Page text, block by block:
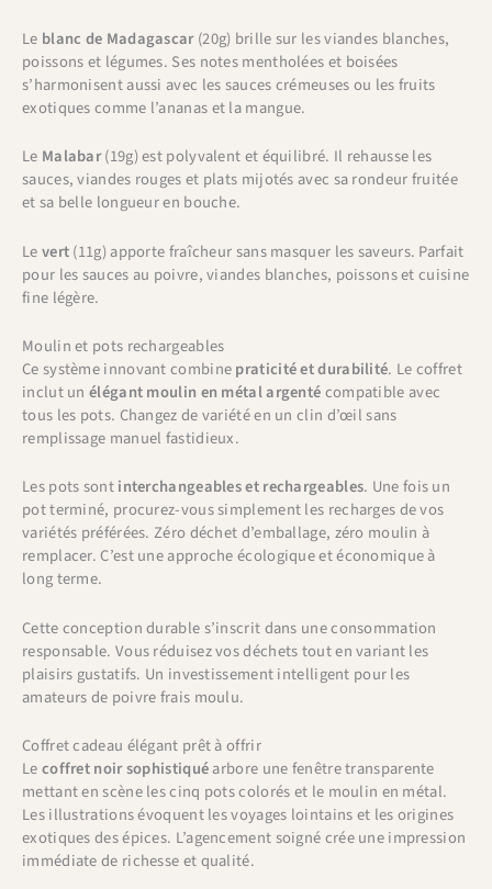
Le blanc de Madagascar(20g) brille sur les viandes blanches,
poissons et légumes. Ses notes mentholées et boisées
s’harmonisent aussi avec les sauces crémeuses ou les fruits
exotiques comme l’ananas et la mangue.
Le Malabar(19g) est polyvalent et équilibré. Il rehausse les
sauces, viandes rouges et plats mijotés avec sa rondeur fruitée
et sa belle longueur en bouche.
Levert(11g) apporte fraîcheur sans masquer les saveurs. Parfait
pour les sauces au poivre, viandes blanches, poissons et cuisine
fine légère.
Moulin et pots rechargeables
Ce système innovant combinepraticité et durabilité. Le coffret
inclut un élégant moulin en métal argentécompatible avec
tous les pots. Changez de variété en un clin d’œil sans
remplissage manuel fastidieux.
Les pots sontinterchangeables et rechargeables. Une fois un
pot terminé, procurez-vous simplement les recharges de vos
variétés préférées. Zéro déchet d’emballage, zéro moulin à
remplacer. C’est une approche écologique et économique à
long terme.
Cette conception durable s’inscrit dans une consommation
responsable. Vous réduisez vos déchets tout en variant les
plaisirs gustatifs. Un investissement intelligent pour les
amateurs de poivre frais moulu.
Coffret cadeau élégant prêt à offrir
Lecoffret noir sophistiquéarbore une fenêtre transparente
mettant en scène les cinq pots colorés et le moulin en métal.
Les illustrations évoquent les voyages lointains et les origines
exotiques des épices. L’agencement soigné crée une impression
immédiate de richesse et qualité.